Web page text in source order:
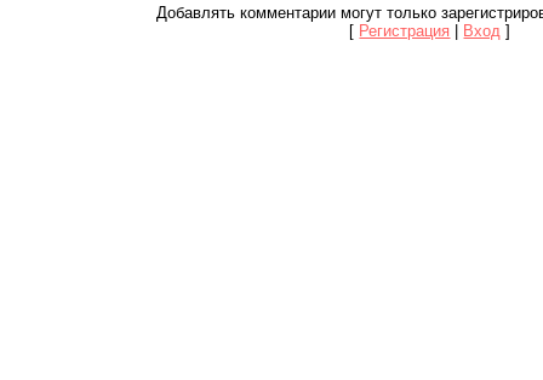
Добавлять комментарии могут только
[ Регистрация | Вход ]